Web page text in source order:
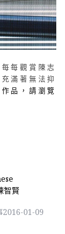
每觀賞陳志
滿著無法抑
品，請瀏覽
智賢
2016-01-09